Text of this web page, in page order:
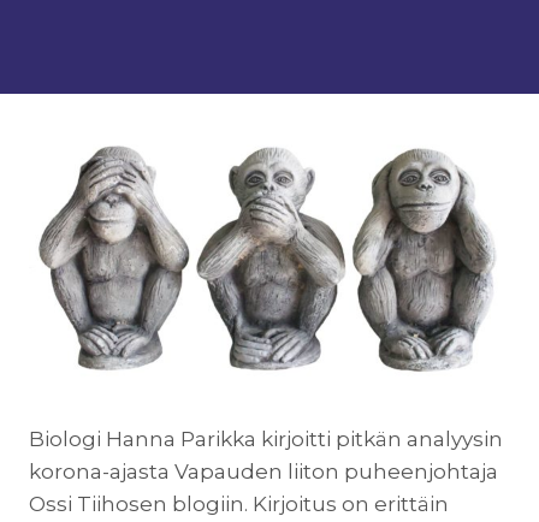
Biologi Hanna Parikka kirjoitti pitkän analyysin
korona-ajasta Vapauden liiton puheenjohtaja
Ossi Tiihosen blogiin. Kirjoitus on erittäin